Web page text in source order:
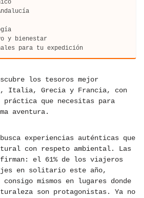
y bienestar
para tu expedición
los tesoros mejor
Italia, Grecia y Francia, con
que necesitas para
aventura.
experiencias auténticas que
con respeto ambiental. Las
el 61% de los viajeros
en solitario este año,
consigo mismos en lugares donde
son protagonistas. Ya no